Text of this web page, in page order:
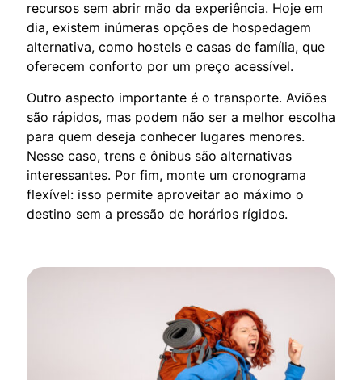
recursos sem abrir mão da experiência. Hoje em
dia, existem inúmeras opções de hospedagem
alternativa, como hostels e casas de família, que
oferecem conforto por um preço acessível.
Outro aspecto importante é o transporte. Aviões
são rápidos, mas podem não ser a melhor escolha
para quem deseja conhecer lugares menores.
Nesse caso, trens e ônibus são alternativas
interessantes. Por fim, monte um cronograma
flexível: isso permite aproveitar ao máximo o
destino sem a pressão de horários rígidos.